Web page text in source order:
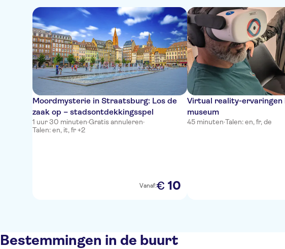
Moordmysterie in Straatsburg: Los de
zaak op – stadsontdekkingsspel
1 uur 30 minuten·Gratis annuleren·
Talen: en, it, fr +2
Vanaf:€ 10
Virtual reality-ervaringen
museum
45 minuten·Talen: en, fr, de
Bestemmingen in de buurt